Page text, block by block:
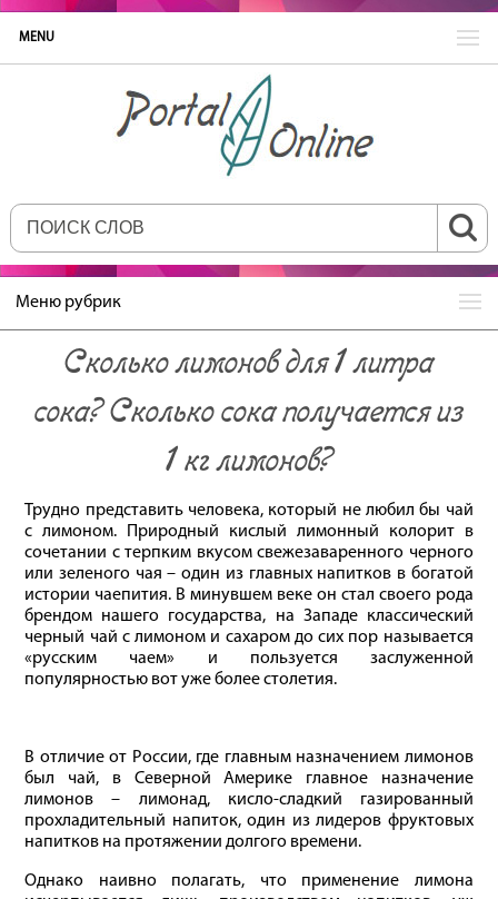
MENU
Меню рубрик
Сколько лимонов для 1 литра
сока? Сколько сока получается из
1 кг лимонов?
Трудно представить человека, который не любил бы чай
с лимоном. Природный кислый лимонный колорит в
сочетании с терпким вкусом свежезаваренного черного
или зеленого чая – один из главных напитков в богатой
истории чаепития. В минувшем веке он стал своего рода
брендом нашего государства, на Западе классический
черный чай с лимоном и сахаром до сих пор называется
«русским чаем» и пользуется заслуженной
популярностью вот уже более столетия.
В отличие от России, где главным назначением лимонов
был чай, в Северной Америке главное назначение
лимонов – лимонад, кисло-сладкий газированный
прохладительный напиток, один из лидеров фруктовых
напитков на протяжении долгого времени.
Однако наивно полагать, что применение лимона